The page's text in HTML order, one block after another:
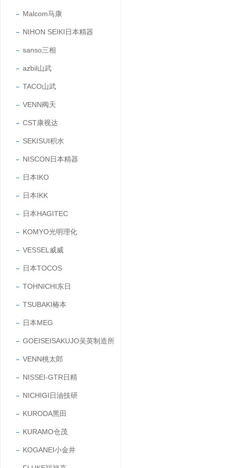
Malcom马康
NIHON SEIKI日本精器
sanso三相
azbil山武
TACO山武
VENN阀天
CST康视达
SEKISUI积水
NISCON日本精器
日本IKO
日本IKK
日本HAGITEC
KOMYO光明理化
VESSEL威威
日本TOCOS
TOHNICHI东日
TSUBAKI椿本
日本MEG
GOEISEISAKUJO吴英制造所
VENN桃太郎
NISSEI-GTR日精
NICHIGI日油技研
KURODA黑田
KURAMO仓茂
KOGANEI小金井